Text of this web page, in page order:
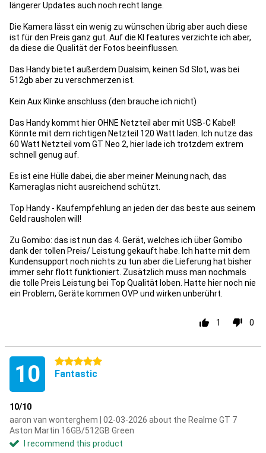
längerer Updates auch noch recht lange.
Die Kamera lässt ein wenig zu wünschen übrig aber auch diese
ist für den Preis ganz gut. Auf die KI features verzichte ich aber,
da diese die Qualität der Fotos beeinflussen.
Das Handy bietet außerdem Dualsim, keinen Sd Slot, was bei
512gb aber zu verschmerzen ist.
Kein Aux Klinke anschluss (den brauche ich nicht)
Das Handy kommt hier OHNE Netzteil aber mit USB-C Kabel!
Könnte mit dem richtigen Netzteil 120 Watt laden. Ich nutze das
60 Watt Netzteil vom GT Neo 2, hier lade ich trotzdem extrem
schnell genug auf.
Es ist eine Hülle dabei, die aber meiner Meinung nach, das
Kameraglas nicht ausreichend schützt.
Top Handy - Kaufempfehlung an jeden der das beste aus seinem
Geld rausholen will!
Zu Gomibo: das ist nun das 4. Gerät, welches ich über Gomibo
dank der tollen Preis/ Leistung gekauft habe. Ich hatte mit dem
Kundensupport noch nichts zu tun aber die Lieferung hat bisher
immer sehr flott funktioniert. Zusätzlich muss man nochmals
die tolle Preis Leistung bei Top Qualität loben. Hatte hier noch nie
ein Problem, Geräte kommen OVP und wirken unberührt.
1 0
10 5 stars
Fantastic
10/10
aaron van wonterghem | 02-03-2026 about the Realme GT 7
Aston Martin 16GB/512GB Green
I recommend this product